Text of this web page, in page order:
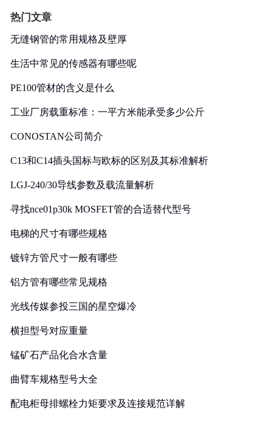
热门文章
无缝钢管的常用规格及壁厚
生活中常见的传感器有哪些呢
PE100管材的含义是什么
工业厂房载重标准：一平方米能承受多少公斤
CONOSTAN公司简介
C13和C14插头国标与欧标的区别及其标准解析
LGJ-240/30导线参数及载流量解析
寻找nce01p30k MOSFET管的合适替代型号
电梯的尺寸有哪些规格
镀锌方管尺寸一般有哪些
铝方管有哪些常见规格
光线传媒参投三国的星空爆冷
横担型号对应重量
锰矿石产品化合水含量
曲臂车规格型号大全
配电柜母排螺栓力矩要求及连接规范详解